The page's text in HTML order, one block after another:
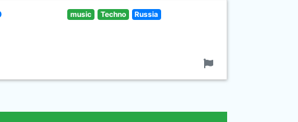
music Techno Russia